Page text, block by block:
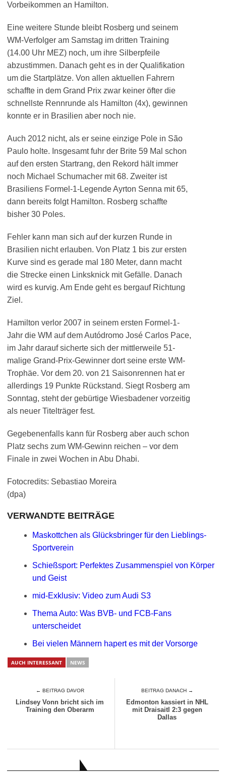
Vorbeikommen an Hamilton.
Eine weitere Stunde bleibt Rosberg und seinem
WM-Verfolger am Samstag im dritten Training
(14.00 Uhr MEZ) noch, um ihre Silberpfeile
abzustimmen. Danach geht es in der Qualifikation
um die Startplätze. Von allen aktuellen Fahrern
schaffte in dem Grand Prix zwar keiner öfter die
schnellste Rennrunde als Hamilton (4x), gewinnen
konnte er in Brasilien aber noch nie.
Auch 2012 nicht, als er seine einzige Pole in São
Paulo holte. Insgesamt fuhr der Brite 59 Mal schon
auf den ersten Startrang, den Rekord hält immer
noch Michael Schumacher mit 68. Zweiter ist
Brasiliens Formel-1-Legende Ayrton Senna mit 65,
dann bereits folgt Hamilton. Rosberg schaffte
bisher 30 Poles.
Fehler kann man sich auf der kurzen Runde in
Brasilien nicht erlauben. Von Platz 1 bis zur ersten
Kurve sind es gerade mal 180 Meter, dann macht
die Strecke einen Linksknick mit Gefälle. Danach
wird es kurvig. Am Ende geht es bergauf Richtung
Ziel.
Hamilton verlor 2007 in seinem ersten Formel-1-
Jahr die WM auf dem Autódromo José Carlos Pace,
im Jahr darauf sicherte sich der mittlerweile 51-
malige Grand-Prix-Gewinner dort seine erste WM-
Trophäe. Vor dem 20. von 21 Saisonrennen hat er
allerdings 19 Punkte Rückstand. Siegt Rosberg am
Sonntag, steht der gebürtige Wiesbadener vorzeitig
als neuer Titelträger fest.
Gegebenenfalls kann für Rosberg aber auch schon
Platz sechs zum WM-Gewinn reichen – vor dem
Finale in zwei Wochen in Abu Dhabi.
Fotocredits: Sebastiao Moreira
(dpa)
VERWANDTE BEITRÄGE
Maskottchen als Glücksbringer für den Lieblings-
Sportverein
Schießsport: Perfektes Zusammenspiel von Körper
und Geist
mid-Exklusiv: Video zum Audi S3
Thema Auto: Was BVB- und FCB-Fans
unterscheidet
Bei vielen Männern hapert es mit der Vorsorge
AUCH INTERESSANT NEWS
← BEITRAG DAVOR
Lindsey Vonn bricht sich im
Training den Oberarm
BEITRAG DANACH →
Edmonton kassiert in NHL
mit Draisaitl 2:3 gegen
Dallas